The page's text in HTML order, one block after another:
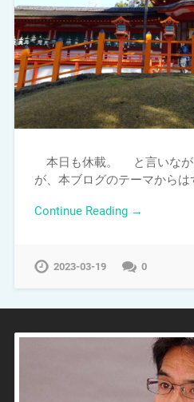
本日も休載。 と言いなが
が、本ブログのテーマから
Continue Reading →
2023-03-19 0